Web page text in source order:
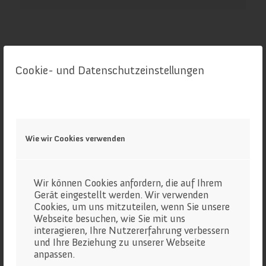
Cookie- und Datenschutzeinstellungen
Wie wir Cookies verwenden
Wir können Cookies anfordern, die auf Ihrem
Gerät eingestellt werden. Wir verwenden
Cookies, um uns mitzuteilen, wenn Sie unsere
Webseite besuchen, wie Sie mit uns
interagieren, Ihre Nutzererfahrung verbessern
und Ihre Beziehung zu unserer Webseite
anpassen.